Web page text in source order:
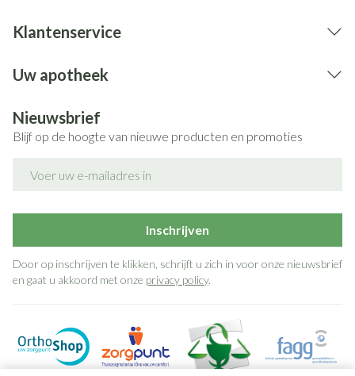
Klantenservice
Uw apotheek
Nieuwsbrief
Blijf op de hoogte van nieuwe producten en promoties
Inschrijven
Door op inschrijven te klikken, schrijft u zich in voor onze nieuwsbrief
en gaat u akkoord met onze privacy policy.